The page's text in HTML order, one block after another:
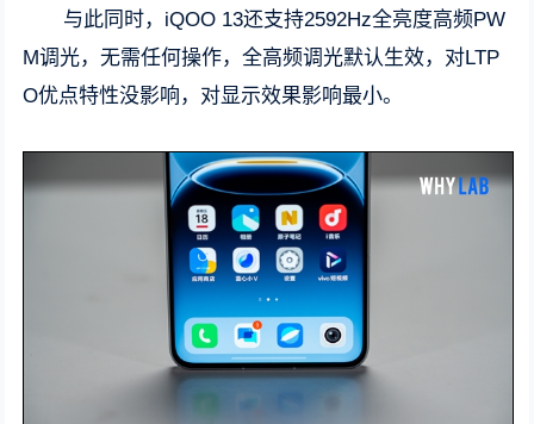
与此同时，iQOO 13还支持2592Hz全亮度高频PW
M调光，无需任何操作，全高频调光默认生效，对LTP
O优点特性没影响，对显示效果影响最小。